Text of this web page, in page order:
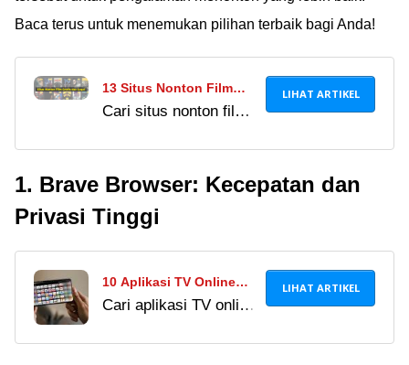
Baca terus untuk menemukan pilihan terbaik bagi Anda!
13 Situs Nonton Film
Gratis dan Legal
Cari situs nonton film
IndoXXI! Cek 15 link
streaming film terbaru,
aman, & bebas
malware di sini.
LIHAT ARTIKEL
1. Brave Browser: Kecepatan dan
Privasi Tinggi
10 Aplikasi TV Online
Terbaik Android & iOS,
Cari aplikasi TV online
LIHAT ARTIKEL